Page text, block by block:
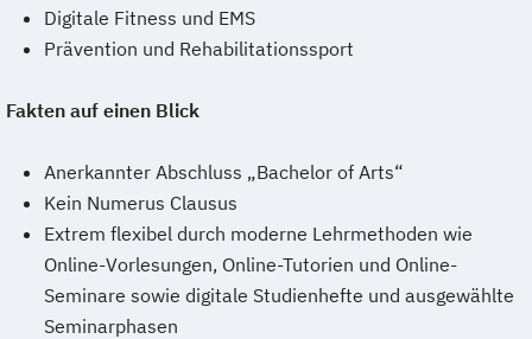
Digitale Fitness und EMS
Prävention und Rehabilitationssport
Fakten auf einen Blick
Anerkannter Abschluss „Bachelor of Arts“
Kein Numerus Clausus
Extrem flexibel durch moderne Lehrmethoden wie
Online-Vorlesungen, Online-Tutorien und Online-
Seminare sowie digitale Studienhefte und ausgewählte
Seminarphasen